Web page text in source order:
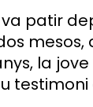
patir
mesos,
la